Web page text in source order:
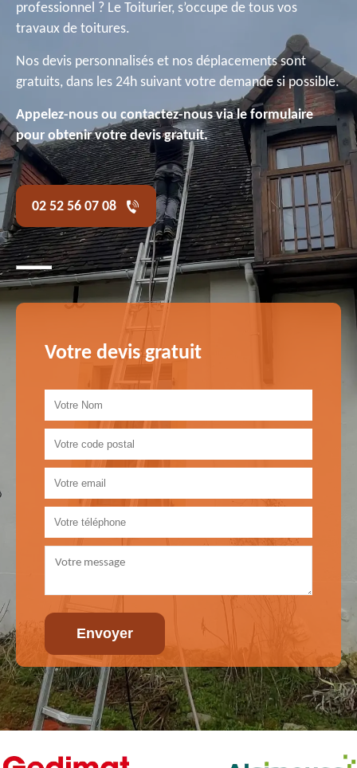
professionnel ? Le Toiturier, s’occupe de tous vos
travaux de toitures.
Nos devis personnalisés et nos déplacements sont
gratuits, dans les 24h suivant votre demande si possible.
Appelez-nous ou contactez-nous via le formulaire
pour obtenir votre devis gratuit.
02 52 56 07 08
Votre devis gratuit